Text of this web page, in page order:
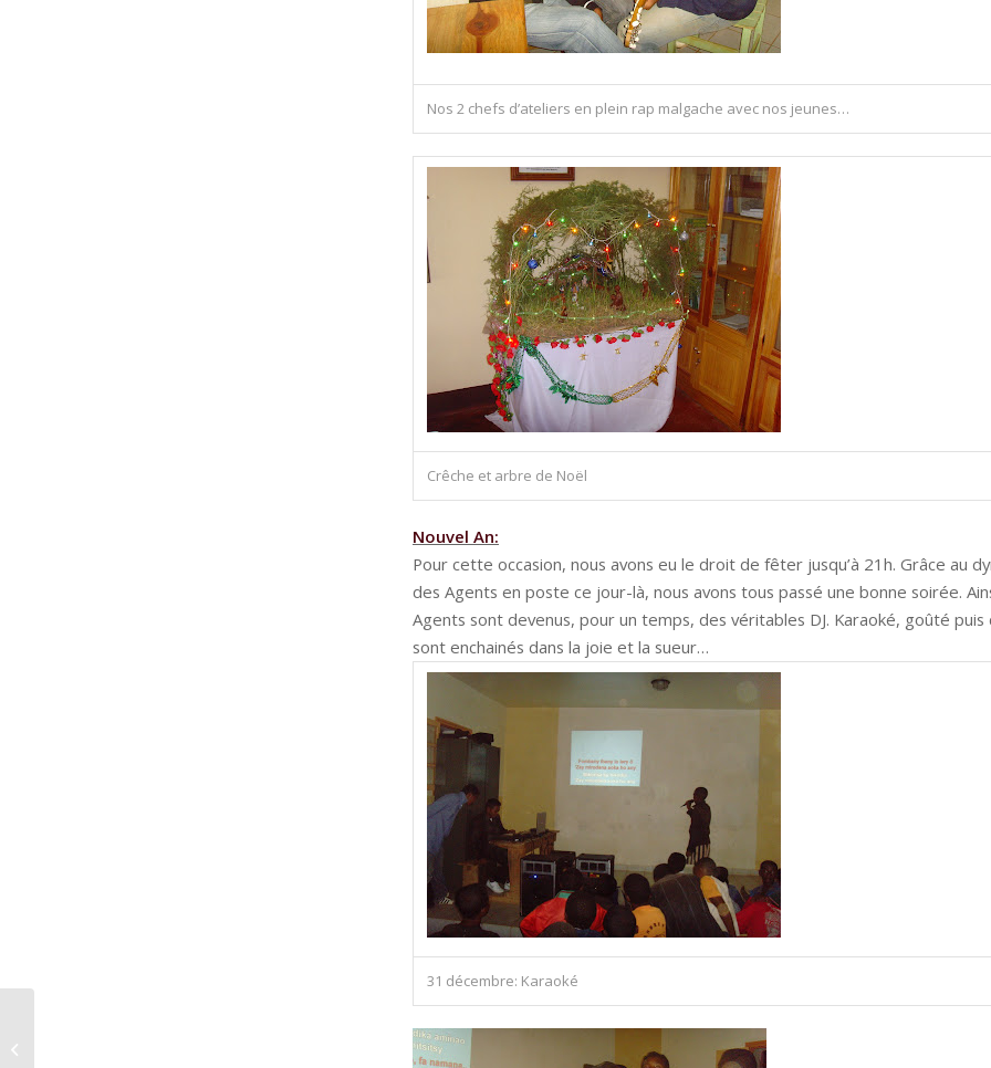
Nos 2 chefs d’ateliers en plein rap malgache avec nos jeunes…
Crêche et arbre de Noël
Nouvel An:
Pour cette occasion, nous avons eu le droit de fêter jusqu’à 21h. Grâce au
des Agents en poste ce jour-là, nous avons tous passé une bonne soirée.
Agents sont devenus, pour un temps, des véritables DJ. Karaoké, goûté puis
sont enchainés dans la joie et la sueur…
31 décembre: Karaoké